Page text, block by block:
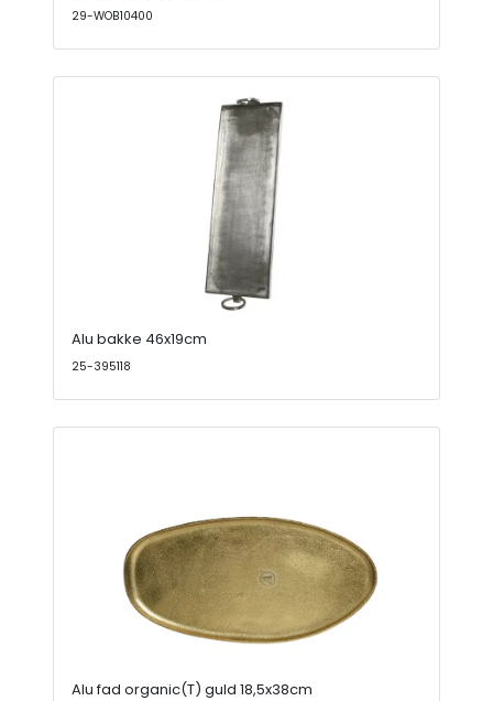
29-WOB10400
Alu bakke 46x19cm
25-395118
Alu fad organic(T) guld 18,5x38cm